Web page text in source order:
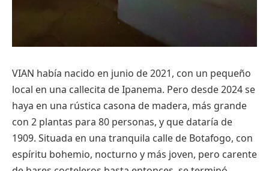
VIAN había nacido en junio de 2021, con un pequeño
local en una callecita de Ipanema. Pero desde 2024 se
haya en una rústica casona de madera, más grande
con 2 plantas para 80 personas, y que dataría de
1909. Situada en una tranquila calle de Botafogo, con
espíritu bohemio, nocturno y más joven, pero carente